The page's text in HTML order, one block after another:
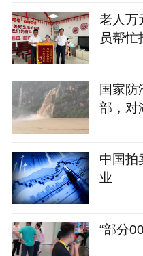
老人万
员帮忙
国家防
部，对
中国拍
业
“部分